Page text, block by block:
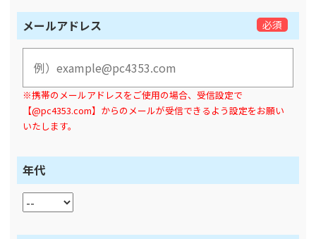
メールアドレス 必須
※携帯のメールアドレスをご使用の場合、受信設定で
【@pc4353.com】からのメールが受信できるよう設定をお願い
いたします。
年代